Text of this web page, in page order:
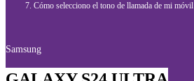
Cómo selecciono el tono de llamada de mi móvil
Samsung